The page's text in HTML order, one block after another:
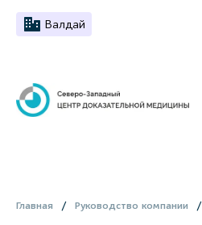
Валдай
Главная Руководство компании